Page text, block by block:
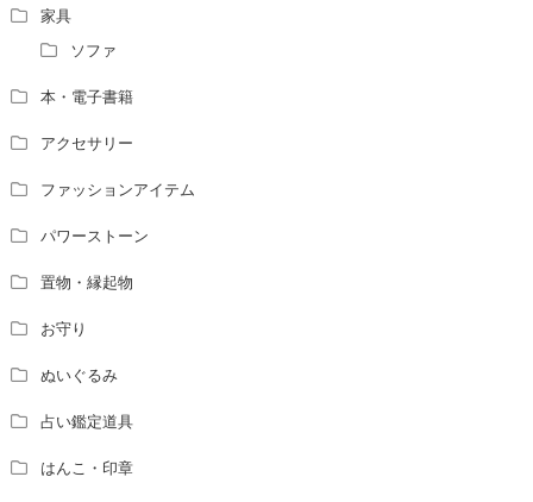
家具
ソファ
本・電子書籍
アクセサリー
ファッションアイテム
パワーストーン
置物・縁起物
お守り
ぬいぐるみ
占い鑑定道具
はんこ・印章